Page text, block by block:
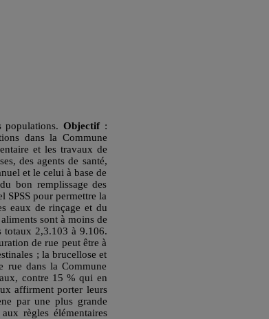
populations. Objectif:
dans la Commune
et les travaux de
des agents de santé,
et le celui à base de
bon remplissage des
SPSS pour permettre la
eaux de rinçage et du
sont à moins de
totaux 2,3.103 à 9.106.
de rue peut être à
; la brucellose et
rue dans la Commune
contre 15 % qui en
affirment porter leurs
par une plus grande
règles élémentaires